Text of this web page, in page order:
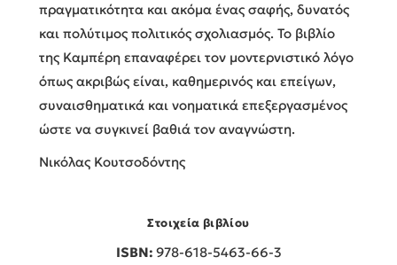
πραγματικότητα και ακόμα ένας σαφής, δυνατός
και πολύτιμος πολιτικός σχολιασμός. Το βιβλίο
της Καμπέρη επαναφέρει τον μοντερνιστικό λόγο
όπως ακριβώς είναι, καθημερινός και επείγων,
συναισθηματικά και νοηματικά επεξεργασμένος
ώστε να συγκινεί βαθιά τον αναγνώστη.
Νικόλας Κουτσοδόντης
Στοιχεία βιβλίου
ISBN: 978-618-5463-66-3